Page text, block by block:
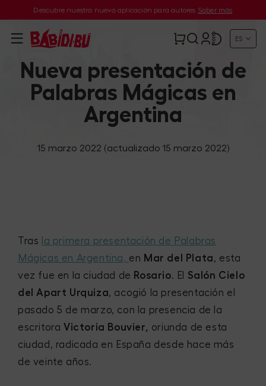
Descubre nuestra nueva aplicación para autores Saber más
ES
Nueva presentación de
Palabras Mágicas en
Argentina
15 marzo 2022 (actualizado 15 marzo 2022)
Tras
la primera presentación de Palabras
Mágicas en Argentina, en Mar del Plata , esta
vez fue en la ciudad de Rosario. El
Salón Cielo
del Apart Urquiza, acogió la presentación el
pasado 5 de marzo, con la presencia de la
escritora Victoria Bouvier, oriunda de esta
ciudad, radicada en España desde hace más
de veinte años.